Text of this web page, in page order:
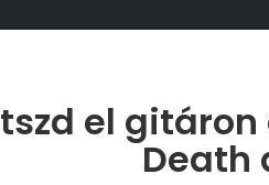
el
Death